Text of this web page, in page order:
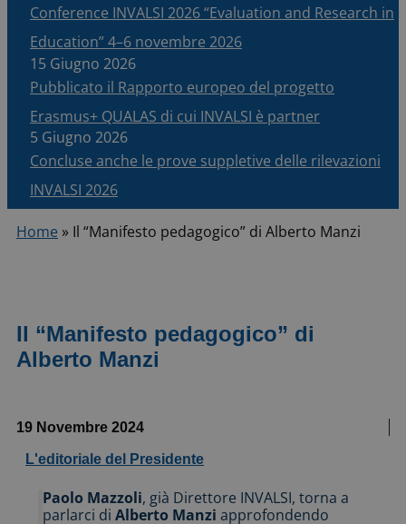
Conference INVALSI 2026 “Evaluation and Research in
Education” 4–6 novembre 2026
15 Giugno 2026
Pubblicato il Rapporto europeo del progetto
Erasmus+ QUALAS di cui INVALSI è partner
5 Giugno 2026
Concluse anche le prove suppletive delle rilevazioni
INVALSI 2026
Home » Il “Manifesto pedagogico” di Alberto Manzi
Il “Manifesto pedagogico” di
Alberto Manzi
19 Novembre 2024
L'editoriale del Presidente
Paolo Mazzoli, già Direttore INVALSI, torna a
parlarci di Alberto Manzi approfondendo